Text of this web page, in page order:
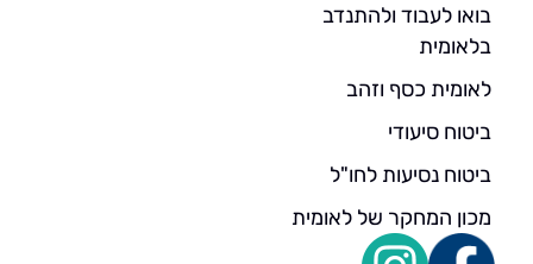
בואו לעבוד ולהתנדב
בלאומית
לאומית כסף וזהב
ביטוח סיעודי
ביטוח נסיעות לחו"ל
מכון המחקר של לאומית